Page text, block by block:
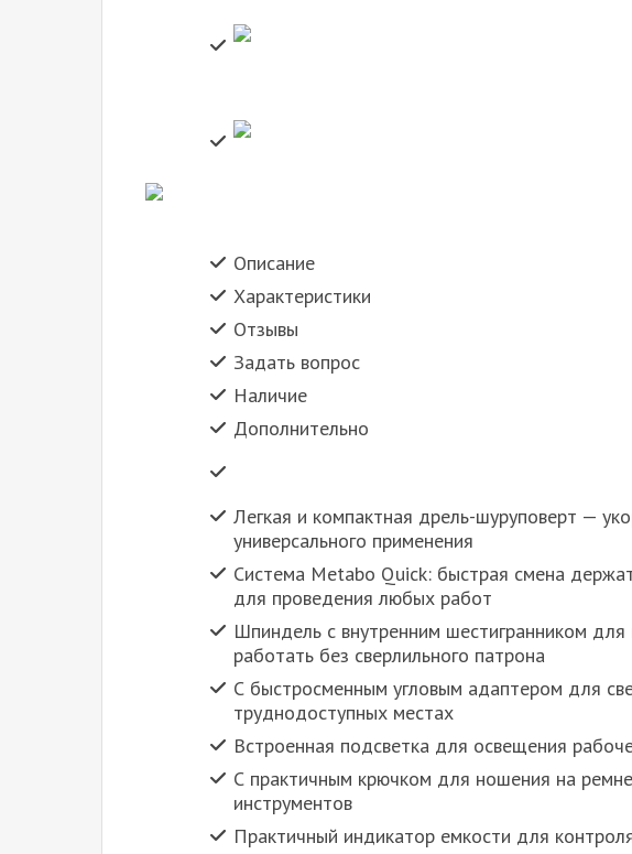
Описание
Характеристики
Отзывы
Задать вопрос
Наличие
Дополнительно
Легкая и компактная дрель-шуруповерт —
универсального применения
Система Metabo Quick: быстрая смена
для проведения любых работ
Шпиндель с внутренним шестигранником
работать без сверлильного патрона
С быстросменным угловым адаптером для
труднодоступных местах
Встроенная подсветка для освещения
С практичным крючком для ношения на
инструментов
Практичный индикатор емкости для